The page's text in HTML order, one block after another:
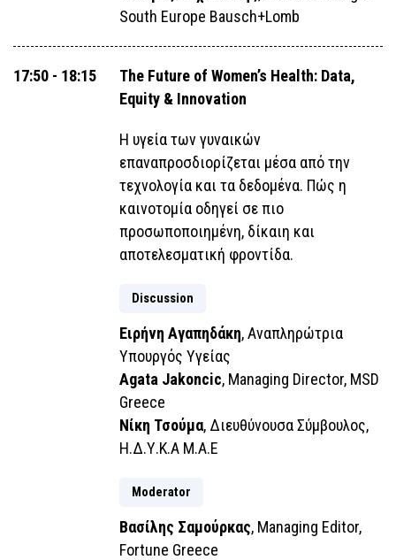
South Europe Bausch+Lomb
17:50 - 18:15
The Future of Women’s Health: Data,
Equity & Innovation
Η υγεία των γυναικών
επαναπροσδιορίζεται μέσα από την
τεχνολογία και τα δεδομένα. Πώς η
καινοτομία οδηγεί σε πιο
προσωποποιημένη, δίκαιη και
αποτελεσματική φροντίδα.
Discussion
Eιρήνη Αγαπηδάκη, Αναπληρώτρια
Υπουργός Υγείας
Agata Jakoncic, Managing Director, MSD
Greece
Nίκη Τσούμα, Διευθύνουσα Σύμβουλος,
Η.Δ.Υ.Κ.Α Μ.Α.Ε
Moderator
Βασίλης Σαμούρκας, Managing Editor,
Fortune Greece